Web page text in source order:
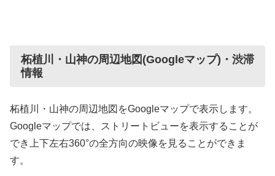
柘植川・山神の周辺地図(Googleマップ)・渋滞
情報
柘植川・山神の周辺地図をGoogleマップで表示します。
Googleマップでは、ストリートビューを表示することが
でき上下左右360°の全方向の映像を見ることができま
す。